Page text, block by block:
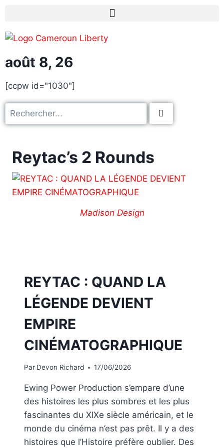
août 8, 26
[ccpw id="1030"]
Reytac’s 2 Rounds
Madison Design
REYTAC : QUAND LA
LÉGENDE DEVIENT
EMPIRE
CINÉMATOGRAPHIQUE
Par Devon Richard 17/06/2026
Ewing Power Production s’empare d’une
des histoires les plus sombres et les plus
fascinantes du XIXe siècle américain, et le
monde du cinéma n’est pas prêt. Il y a des
histoires que l’Histoire préfère oublier. Des